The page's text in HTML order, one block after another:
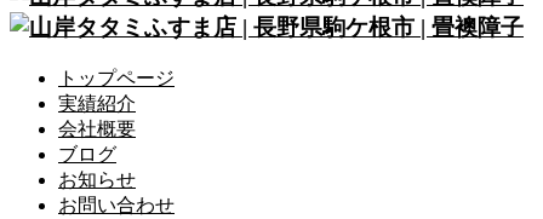
トップページ
実績紹介
会社概要
ブログ
お知らせ
お問い合わせ